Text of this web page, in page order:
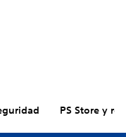
PS Store y